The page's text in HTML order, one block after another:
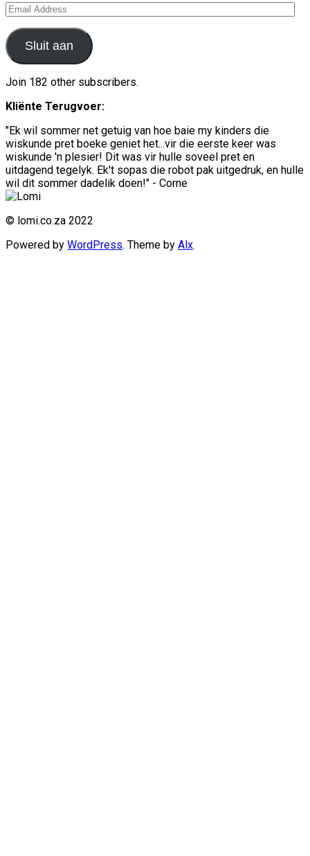
Email
Address
Sluit aan
Join 182 other subscribers.
Kliënte Terugvoer:
"Ek wil sommer net getuig van hoe baie my kinders die
wiskunde pret boeke geniet het...vir die eerste keer was
wiskunde 'n plesier! Dit was vir hulle soveel pret en
uitdagend tegelyk. Ek't sopas die robot pak uitgedruk, en hulle
wil dit sommer dadelik doen!" - Corne
© lomi.co.za 2022
Powered by WordPress. Theme by Alx.